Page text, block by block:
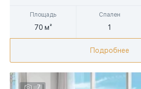
Площадь
70 м²
Спален
1
Подробнее
7